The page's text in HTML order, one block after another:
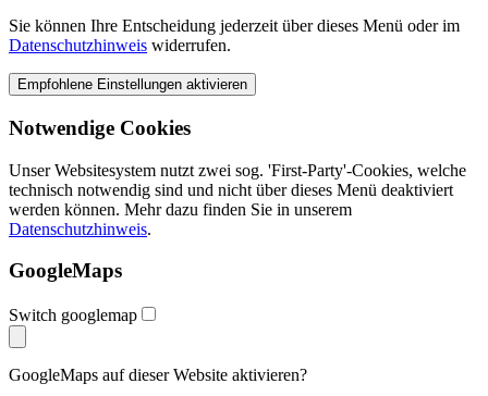
Sie können Ihre Entscheidung jederzeit über dieses Menü oder im
Datenschutzhinweis widerrufen.
Notwendige Cookies
Unser Websitesystem nutzt zwei sog. 'First-Party'-Cookies, welche
technisch notwendig sind und nicht über dieses Menü deaktiviert
werden können. Mehr dazu finden Sie in unserem
Datenschutzhinweis.
GoogleMaps
Switch googlemap
GoogleMaps auf dieser Website aktivieren?